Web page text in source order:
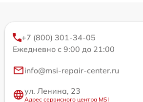
+7 (800) 301-34-05
Ежедневно с 9:00 до 21:00
info@msi-repair-center.ru
ул. Ленина, 23
Адрес сервисного центра MSI